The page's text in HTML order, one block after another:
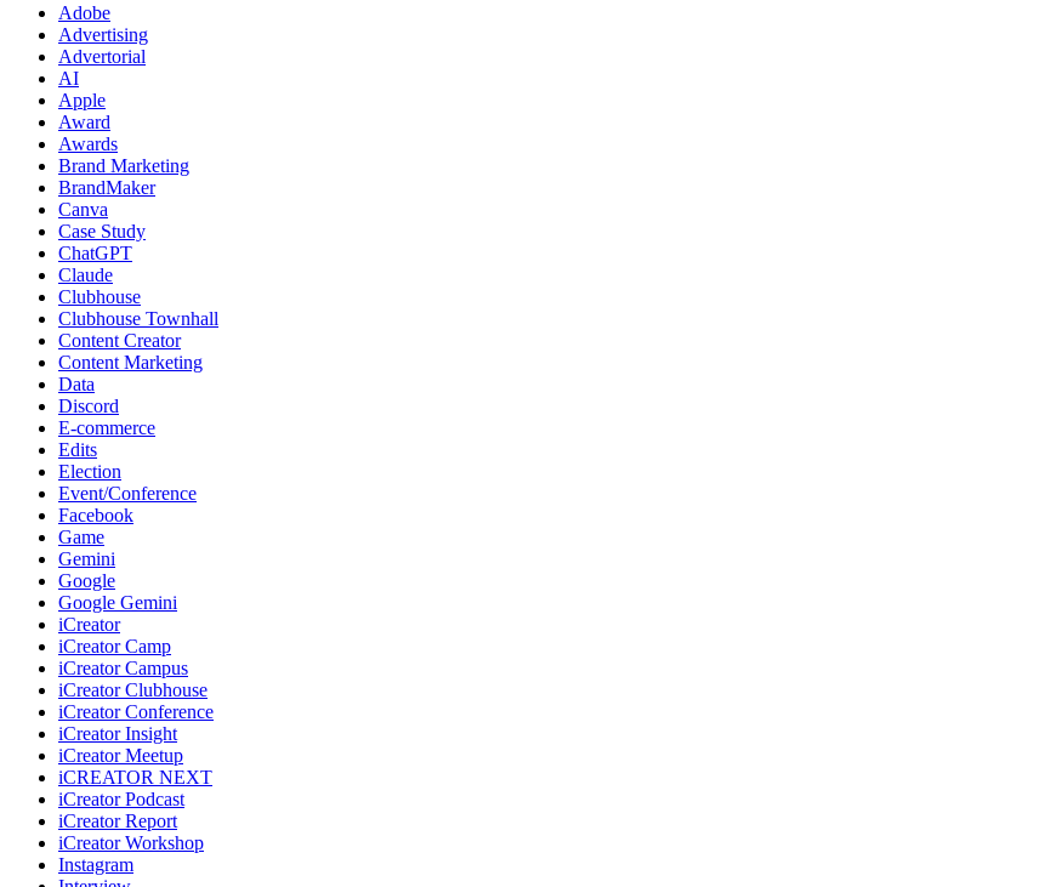
Adobe
Advertising
Advertorial
AI
Apple
Award
Awards
Brand Marketing
BrandMaker
Canva
Case Study
ChatGPT
Claude
Clubhouse
Clubhouse Townhall
Content Creator
Content Marketing
Data
Discord
E-commerce
Edits
Election
Event/Conference
Facebook
Game
Gemini
Google
Google Gemini
iCreator
iCreator Camp
iCreator Campus
iCreator Clubhouse
iCreator Conference
iCreator Insight
iCreator Meetup
iCREATOR NEXT
iCreator Podcast
iCreator Report
iCreator Workshop
Instagram